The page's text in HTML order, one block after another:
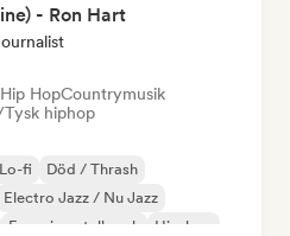
- Ron Hart
HopCountrymusik
hiphop
fi
Död / Thrash
Electro Jazz / Nu Jazz
Experimentell rock Hip-hop